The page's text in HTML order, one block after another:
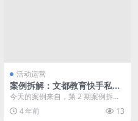
活动运营
案例拆解：文都教育快手私域
流量
今天的案例来自，第 2 期案例拆解
活动的优秀选手丁丁，带来的案例
拆解是...
4 年前 13